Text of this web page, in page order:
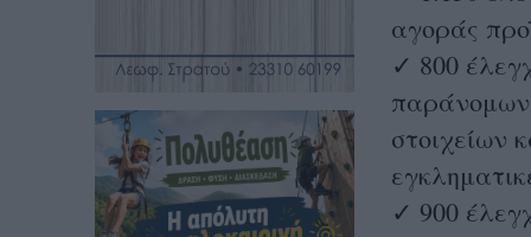
αγοράς
✓ 800
παράνομων
στοιχείων
✓ 900